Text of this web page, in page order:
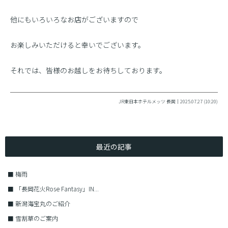
他にもいろいろなお店がございますので
お楽しみいただけると幸いでございます。
それでは、皆様のお越しをお待ちしております。
JR東日本ホテルメッツ 長岡｜2025.07.27 (10:20)
最近の記事
■ 梅雨
■
「長岡花火Rose Fantasy」IN...
■ 新潟海宝丸のご紹介
■ 雪割草のご案内